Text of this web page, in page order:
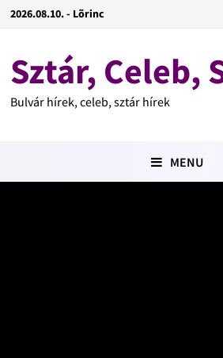
2026.08.10. - Lõrinc
Sztár, Celeb,
Bulvár hírek, celeb, sztár hírek
MENU